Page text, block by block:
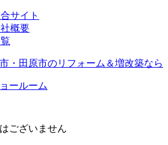
サイト
概要
・田原市のリフォーム＆増改築なら
ございません